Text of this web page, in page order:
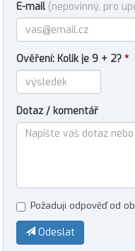
E-mail (nepovinný, pro
Ověření: Kolik je 9 + 2? *
Dotaz / komentář
Požaduji odpověď od
Odeslat